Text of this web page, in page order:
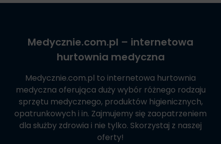
Medycznie.com.pl – internetowa
hurtownia medyczna
Medycznie.com.pl to internetowa hurtownia
medyczna oferująca duży wybór różnego rodzaju
sprzętu medycznego, produktów higienicznych,
opatrunkowych i in. Zajmujemy się zaopatrzeniem
dla służby zdrowia i nie tylko. Skorzystaj z naszej
oferty!